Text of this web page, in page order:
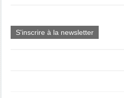
S'inscrire à la newsletter